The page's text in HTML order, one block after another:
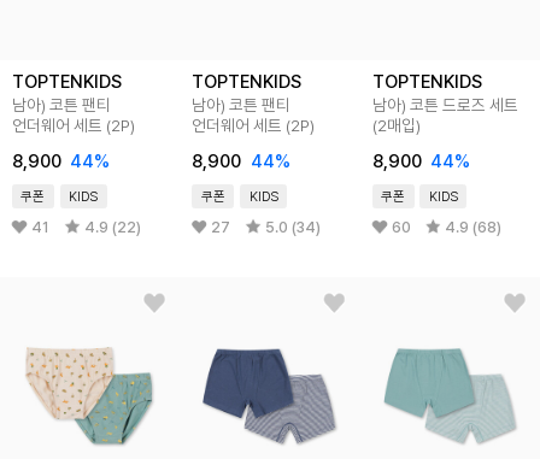
TOPTENKIDS
남아) 코튼 팬티
언더웨어 세트 (2P)
8,900 44%
쿠폰 KIDS
41 4.9 (22)
TOPTENKIDS
남아) 코튼 팬티
언더웨어 세트 (2P)
8,900 44%
쿠폰 KIDS
27 5.0 (34)
TOPTENKIDS
남아) 코튼 드로즈 세트
(2매입)
8,900 44%
쿠폰 KIDS
60 4.9 (68)